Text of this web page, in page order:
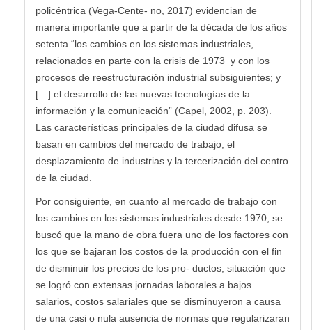
policéntrica (Vega-Cente- no, 2017) evidencian de
manera importante que a partir de la década de los años
setenta “los cambios en los sistemas industriales,
relacionados en parte con la crisis de 1973 y con los
procesos de reestructuración industrial subsiguientes; y
[…] el desarrollo de las nuevas tecnologías de la
información y la comunicación” (Capel, 2002, p. 203).
Las características principales de la ciudad difusa se
basan en cambios del mercado de trabajo, el
desplazamiento de industrias y la tercerización del centro
de la ciudad.
Por consiguiente, en cuanto al mercado de trabajo con
los cambios en los sistemas industriales desde 1970, se
buscó que la mano de obra fuera uno de los factores con
los que se bajaran los costos de la producción con el fin
de disminuir los precios de los pro- ductos, situación que
se logró con extensas jornadas laborales a bajos
salarios, costos salariales que se disminuyeron a causa
de una casi o nula ausencia de normas que regularizaran